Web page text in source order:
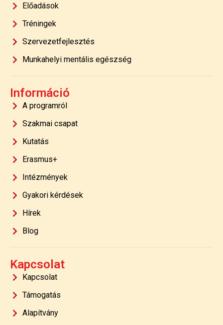
Előadások
Tréningek
Szervezetfejlesztés
Munkahelyi mentális egészség
Információ
A programról
Szakmai csapat
Kutatás
Erasmus+
Intézmények
Gyakori kérdések
Hírek
Blog
Kapcsolat
Kapcsolat
Támogatás
Alapítvány